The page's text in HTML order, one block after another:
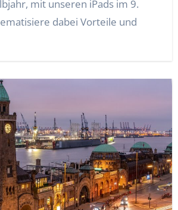
mit unseren iPads im 9.
dabei Vorteile und